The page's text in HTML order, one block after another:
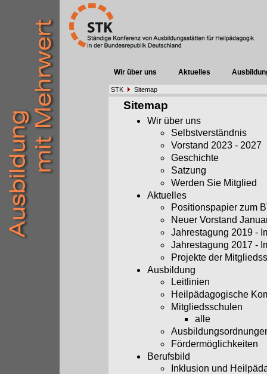
Wir über uns Aktuelles
STK Sitemap
Sitemap
Wir über uns
Selbstverständnis
Vorstand 2023 - 2027
Geschichte
Satzung
Werden Sie Mitglied
Aktuelles
Positionspapier zum
Neuer Vorstand
Jahrestagung 2019 -
Jahrestagung 2017 -
Projekte der
Ausbildung
Leitlinien
Heilpädagogische
Mitgliedsschulen
alle
Fördermöglichkeiten
Berufsbild
Inklusion und